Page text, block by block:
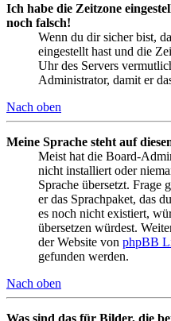
Ich habe die Zeitzone
noch falsch!
Wenn du dir sicher bist,
eingestellt hast und die
Uhr des Servers
Administrator, damit er
Nach oben
Meine Sprache steht auf
Meist hat die Board-
nicht installiert oder
Sprache übersetzt.
er das Sprachpaket, das
es noch nicht existiert,
übersetzen würdest.
der Website von phpBB
gefunden werden.
Nach oben
Was sind das für Bilder, die